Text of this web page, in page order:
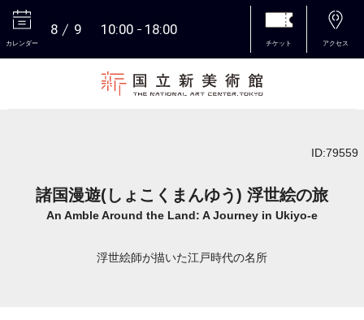
カレンダー
8 9 10:00 18:00
チケット アクセス
ID:79559
諸国漫遊(しょこくまんゆう) 浮世絵の旅
An Amble Around the Land: A Journey in Ukiyo-e
浮世絵師が描いた江戸時代の名所